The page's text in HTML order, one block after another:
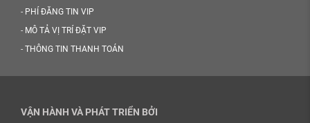
- PHÍ ĐĂNG TIN VIP
- MÔ TẢ VỊ TRÍ ĐẶT VIP
- THÔNG TIN THANH TOÁN
VẬN HÀNH VÀ PHÁT TRIỂN BỞI